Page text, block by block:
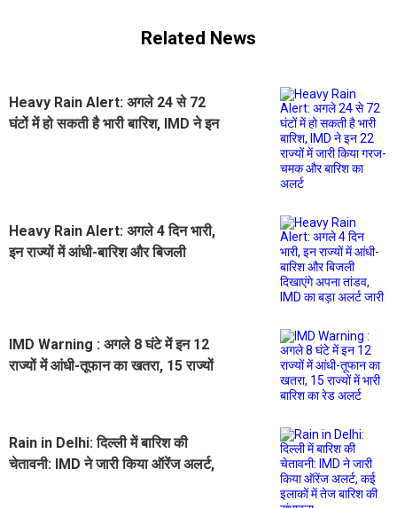
Related News
Heavy Rain Alert: अगले 24 से 72
घंटों में हो सकती है भारी बारिश, IMD ने इन
Heavy Rain Alert: अगले 4 दिन भारी,
इन राज्यों में आंधी-बारिश और बिजली
IMD Warning : अगले 8 घंटे में इन 12
राज्यों में आंधी-तूफान का खतरा, 15 राज्यों
Rain in Delhi: दिल्ली में बारिश की
चेतावनी: IMD ने जारी किया ऑरेंज अलर्ट,